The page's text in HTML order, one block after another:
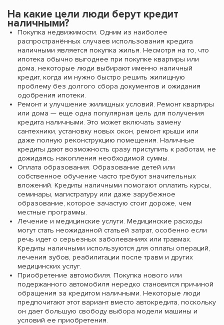
На какие цели люди берут кредит
наличными?
Покупка недвижимости. Одним из наиболее
распространённых случаев использования кредита
наличными является покупка жилья. Несмотря на то, что
ипотека обычно выгоднее при покупке квартиры или
дома, некоторые люди выбирают именно наличный
кредит, когда им нужно быстро решить жилищную
проблему без долгого сбора документов и ожидания
одобрения ипотеки.
Ремонт и улучшение жилищных условий. Ремонт квартиры
или дома — еще одна популярная цель для получения
кредита наличными. Это может включать замену
сантехники, установку новых окон, ремонт крыши или
даже полную реконструкцию помещения. Наличные
кредиты дают возможность сразу приступить к работам, не
дожидаясь накопления необходимой суммы.
Оплата образования. Образование детей или
собственное обучение часто требуют значительных
вложений. Кредиты наличными помогают оплатить курсы,
семинары, магистратуру или даже зарубежное
образование, которое зачастую стоит дороже, чем
местные программы.
Лечение и медицинские услуги. Медицинские расходы
могут стать неожиданной статьей затрат, особенно если
речь идет о серьезных заболеваниях или травмах.
Кредиты наличными используются для оплаты операций,
лечения зубов, реабилитации после травм и других
медицинских услуг.
Приобретение автомобиля. Покупка нового или
подержанного автомобиля нередко становится причиной
обращения за кредитом наличными. Некоторые люди
предпочитают этот вариант вместо автокредита, поскольку
он дает большую свободу выбора модели машины и
условий ее приобретения.